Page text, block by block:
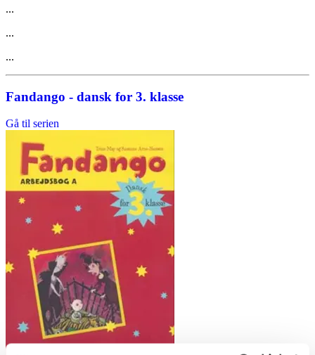
...
...
...
Fandango - dansk for 3. klasse
Gå til serien